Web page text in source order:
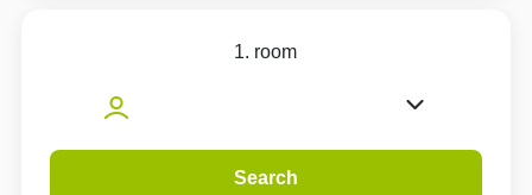
1. room
Search